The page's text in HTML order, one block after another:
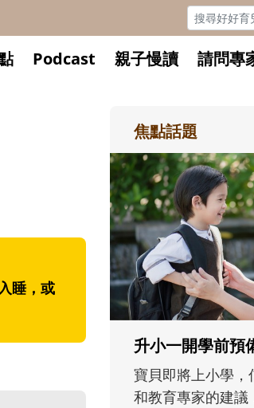
Podcast 親子慢讀 請問專
睡，或
焦點話題
前預備備
小學，信誼集結國小老師
的建議，從孩子的學習、
和孩
懂父
沒有
在一
著孩
體遊
決問
同的
歷程。